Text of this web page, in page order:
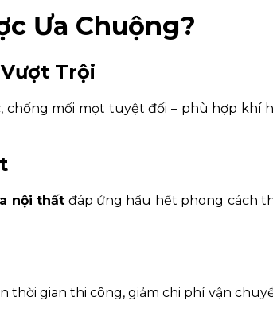
Ưa Chuộng?
Trội
chống mối mọt tuyệt đối – phù hợp khí
nội thất đáp ứng hầu hết phong cách
thời gian thi công, giảm chi phí vận